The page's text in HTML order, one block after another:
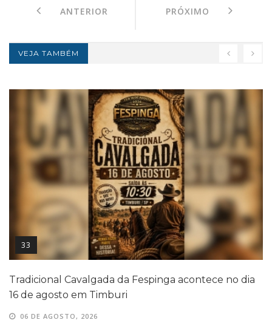
ANTERIOR PRÓXIMO
VEJA TAMBÉM
33
Tradicional Cavalgada da Fespinga acontece no dia
16 de agosto em Timburi
06 DE AGOSTO, 2026